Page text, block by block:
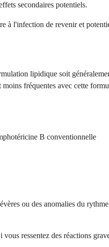
secondaires potentiels.
à l'infection de revenir et
lipidique soit
fréquentes avec cette
B conventionnelle
ou des anomalies du
ressentez des réactions